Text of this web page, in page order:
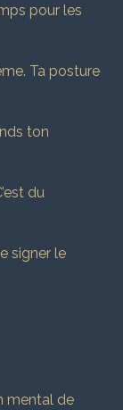
pour les
Ta posture
ton
du
signer le
mental de